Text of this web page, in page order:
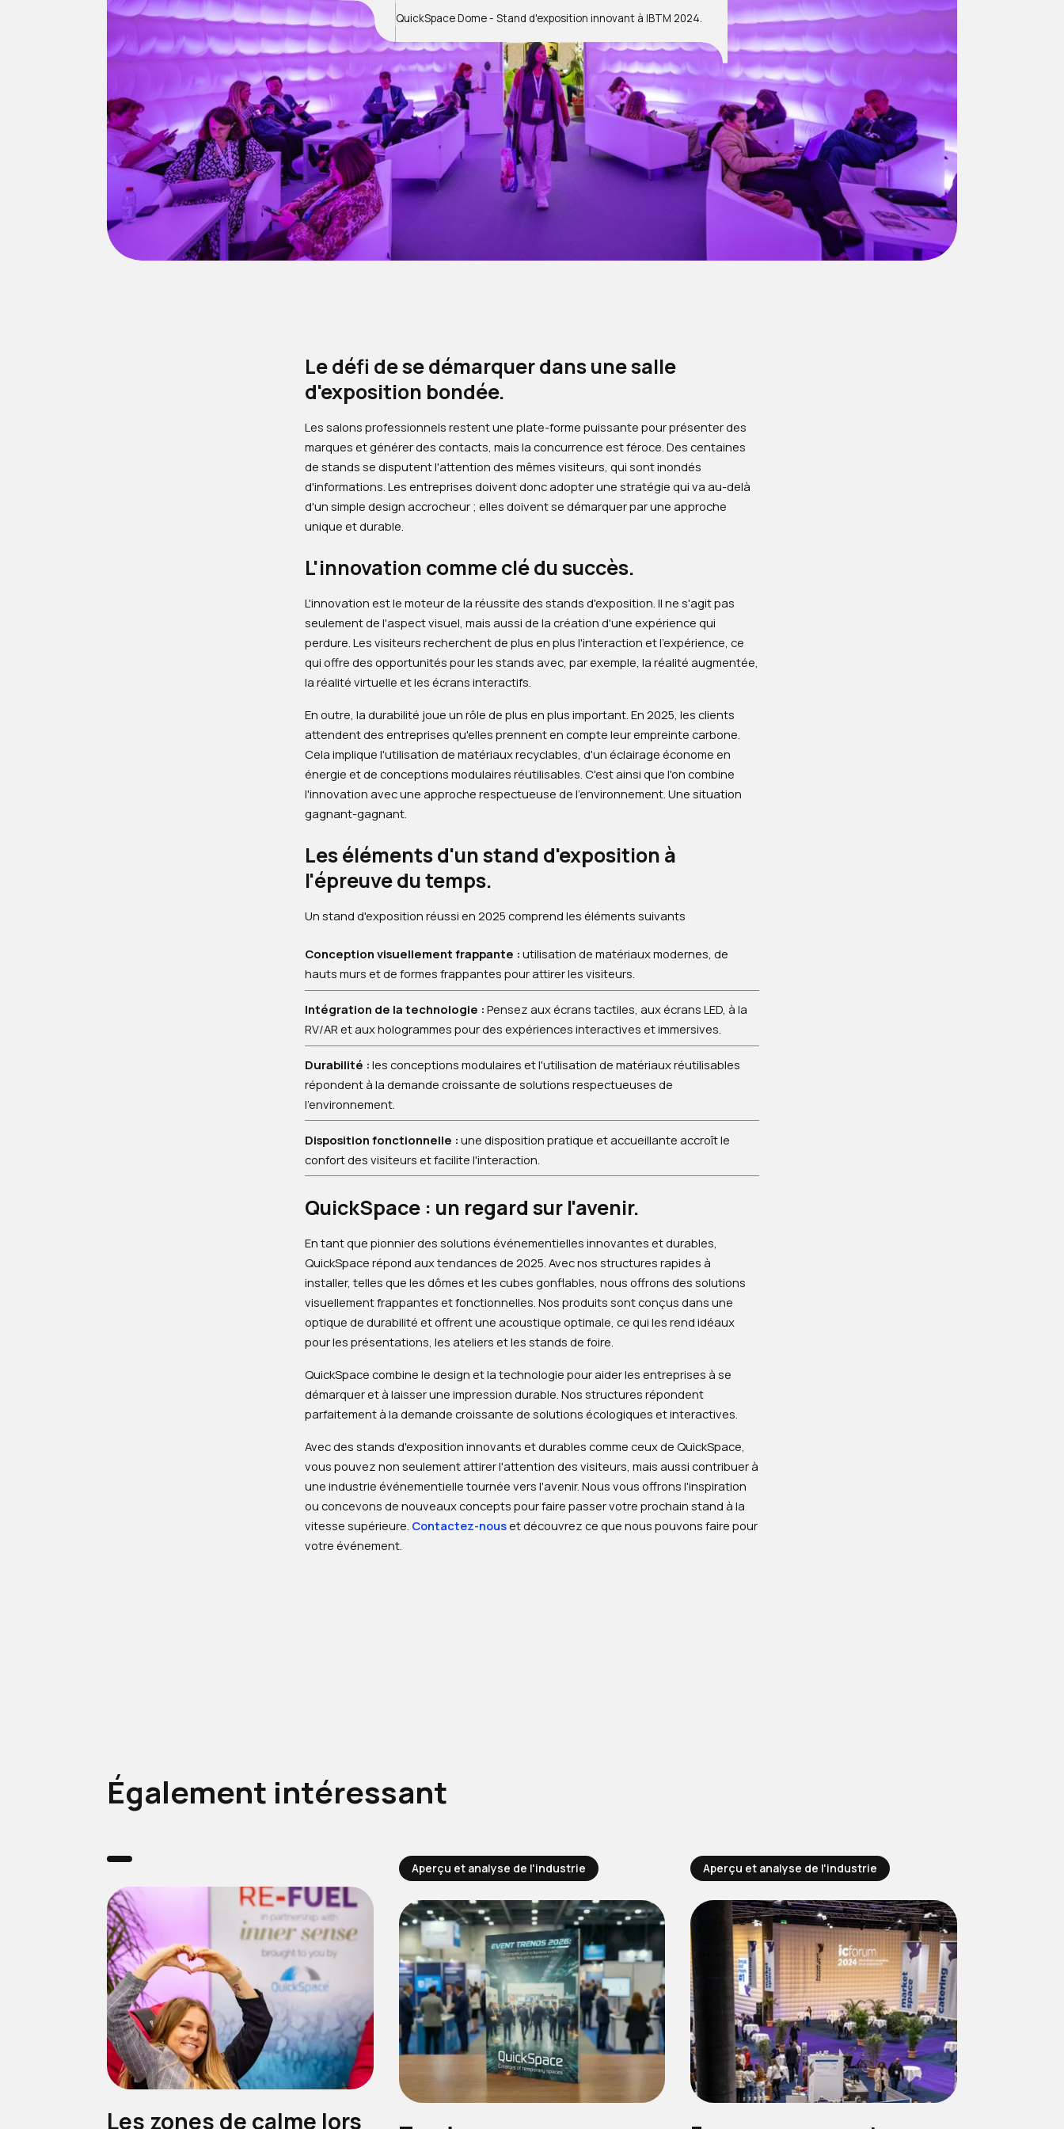
QuickSpace Dome - Stand d'exposition innovant à IBTM 2024.
Le défi de se démarquer dans une salle
d'exposition bondée.
Les salons professionnels restent une plate-forme puissante pour présenter des
marques et générer des contacts, mais la concurrence est féroce. Des centaines
de stands se disputent l'attention des mêmes visiteurs, qui sont inondés
d'informations. Les entreprises doivent donc adopter une stratégie qui va au-delà
d'un simple design accrocheur ; elles doivent se démarquer par une approche
unique et durable.
L'innovation comme clé du succès.
L'innovation est le moteur de la réussite des stands d'exposition. Il ne s'agit pas
seulement de l'aspect visuel, mais aussi de la création d'une expérience qui
perdure. Les visiteurs recherchent de plus en plus l'interaction et l'expérience, ce
qui offre des opportunités pour les stands avec, par exemple, la réalité augmentée,
la réalité virtuelle et les écrans interactifs.
En outre, la durabilité joue un rôle de plus en plus important. En 2025, les clients
attendent des entreprises qu'elles prennent en compte leur empreinte carbone.
Cela implique l'utilisation de matériaux recyclables, d'un éclairage économe en
énergie et de conceptions modulaires réutilisables. C'est ainsi que l'on combine
l'innovation avec une approche respectueuse de l'environnement. Une situation
gagnant-gagnant.
Les éléments d'un stand d'exposition à
l'épreuve du temps.
Un stand d'exposition réussi en 2025 comprend les éléments suivants
Conception visuellement frappante : utilisation de matériaux modernes, de
hauts murs et de formes frappantes pour attirer les visiteurs.
Intégration de la technologie : Pensez aux écrans tactiles, aux écrans LED, à la
RV/AR et aux hologrammes pour des expériences interactives et immersives.
Durabilité : les conceptions modulaires et l'utilisation de matériaux réutilisables
répondent à la demande croissante de solutions respectueuses de
l'environnement.
Disposition fonctionnelle : une disposition pratique et accueillante accroît le
confort des visiteurs et facilite l'interaction.
QuickSpace : un regard sur l'avenir.
En tant que pionnier des solutions événementielles innovantes et durables,
QuickSpace répond aux tendances de 2025. Avec nos structures rapides à
installer, telles que les dômes et les cubes gonflables, nous offrons des solutions
visuellement frappantes et fonctionnelles. Nos produits sont conçus dans une
optique de durabilité et offrent une acoustique optimale, ce qui les rend idéaux
pour les présentations, les ateliers et les stands de foire.
QuickSpace combine le design et la technologie pour aider les entreprises à se
démarquer et à laisser une impression durable. Nos structures répondent
parfaitement à la demande croissante de solutions écologiques et interactives.
Avec des stands d'exposition innovants et durables comme ceux de QuickSpace,
vous pouvez non seulement attirer l'attention des visiteurs, mais aussi contribuer à
une industrie événementielle tournée vers l'avenir. Nous vous offrons l'inspiration
ou concevons de nouveaux concepts pour faire passer votre prochain stand à la
vitesse supérieure. Contactez-nouset découvrez ce que nous pouvons faire pour
votre événement.
Également intéressant
Les zones de calme lors
Aperçu et analyse de l'industrie Aperçu et analyse de l'industrie